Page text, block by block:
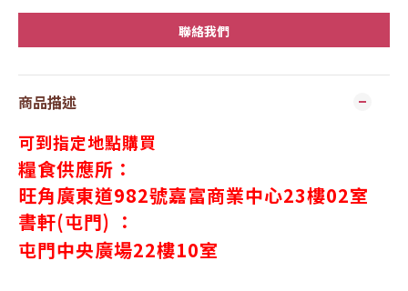
聯絡我們
商品描述
可到指定地點購買
糧食供應所：
旺角廣東道982號嘉富商業中心23樓02室
書軒(屯門) ：
屯門中央廣場22樓10室